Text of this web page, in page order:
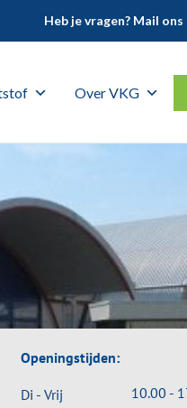
Heb je vragen? Mail ons
Over VKG
Openingstijden:
Di - Vrij
10.00 -